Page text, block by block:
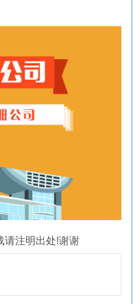
请注明出处!谢谢